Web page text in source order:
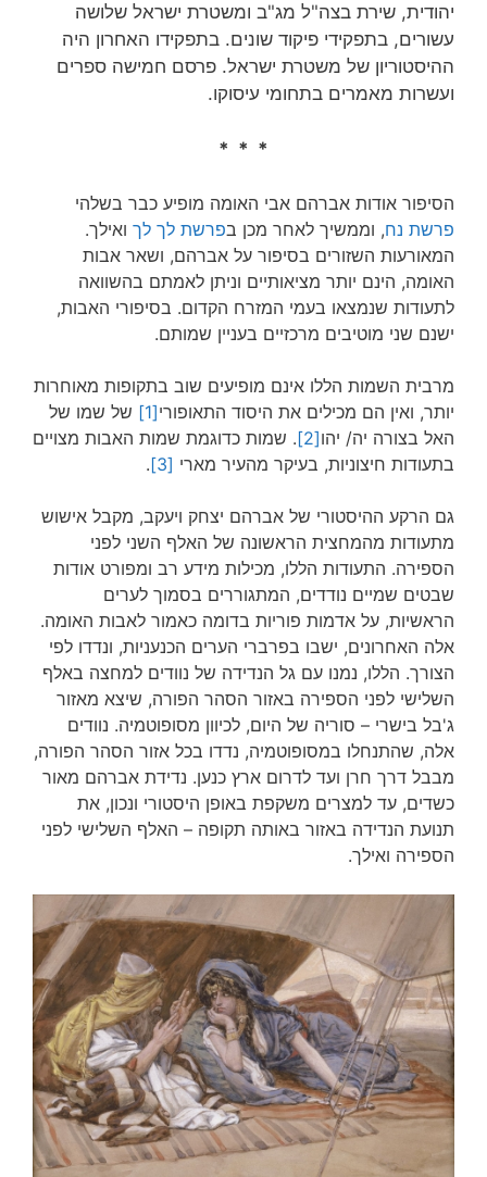
יהודית, שירת בצה"ל מג"ב ומשטרת ישראל שלושה
עשורים, בתפקידי פיקוד שונים. בתפקידו האחרון היה
ההיסטוריון של משטרת ישראל. פרסם חמישה ספרים
ועשרות מאמרים בתחומי עיסוקו.
* * *
הסיפור אודות אברהם אבי האומה מופיע כבר בשלהי
פרשת נח, וממשיך לאחר מכן בפרשת לך לך ואילך.
המאורעות השזורים בסיפור על אברהם, ושאר אבות
האומה, הינם יותר מציאותיים וניתן לאמתם בהשוואה
לתעודות שנמצאו בעמי המזרח הקדום. בסיפורי האבות,
ישנם שני מוטיבים מרכזיים בעניין שמותם.
מרבית השמות הללו אינם מופיעים שוב בתקופות מאוחרות
יותר, ואין הם מכילים את היסוד התאופורי[1]
של שמו של
האל בצורה יה/ יהו[2]
. שמות כדוגמת שמות האבות מצויים
בתעודות חיצוניות, בעיקר מהעיר מארי [3]
.
גם הרקע ההיסטורי של אברהם יצחק ויעקב, מקבל אישוש
מתעודות מהמחצית הראשונה של האלף השני לפני
הספירה. התעודות הללו, מכילות מידע רב ומפורט אודות
שבטים שמיים נודדים, המתגוררים בסמוך לערים
הראשיות, על אדמות פוריות בדומה כאמור לאבות האומה.
אלה האחרונים, ישבו בפרברי הערים הכנעניות, ונדדו לפי
הצורך. הללו, נמנו עם גל הנדידה של נוודים למחצה באלף
השלישי לפני הספירה באזור הסהר הפורה, שיצא מאזור
ג'בל בישרי – סוריה של היום, לכיוון מסופוטמיה. נוודים
אלה, שהתנחלו במסופוטמיה, נדדו בכל אזור הסהר הפורה,
מבבל דרך חרן ועד לדרום ארץ כנען. נדידת אברהם מאור
כשדים, עד למצרים משקפת באופן היסטורי ונכון, את
תנועת הנדידה באזור באותה תקופה – האלף השלישי לפני
הספירה ואילך.